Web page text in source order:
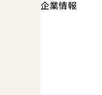
企業情報